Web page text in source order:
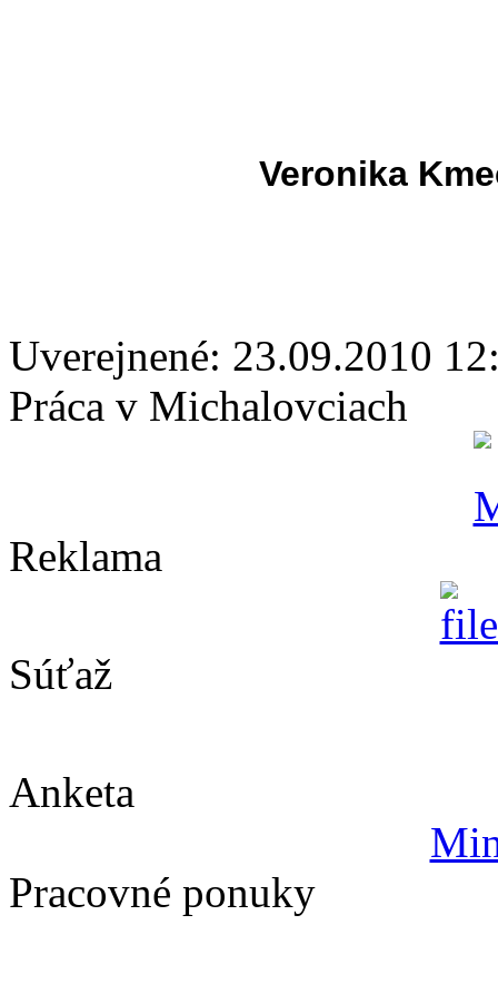
Veronika
Uverejnené: 23.09.2010
Práca v Michalovciach
Reklama
Súťaž
Anketa
Pracovné ponuky